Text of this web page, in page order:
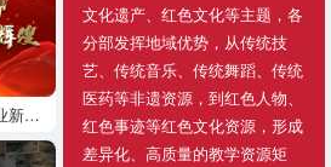
文化遗产、红色文化等主题，各
分部发挥地域优势，从传统技
艺、传统音乐、传统舞蹈、传统
医药等非遗资源，到红色人物、
红色事迹等红色文化资源，形成
差异化、高质量的教学资源矩
弘扬〇九精神-再创核动力事业新辉煌